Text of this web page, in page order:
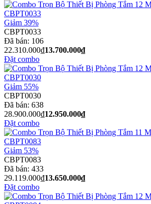
Giảm 39%
CBPT0033
Đã bán: 106
22.310.000₫13.700.000₫
Đặt combo
Giảm 55%
CBPT0030
Đã bán: 638
28.900.000₫12.950.000₫
Đặt combo
Giảm 53%
CBPT0083
Đã bán: 433
29.119.000₫13.650.000₫
Đặt combo